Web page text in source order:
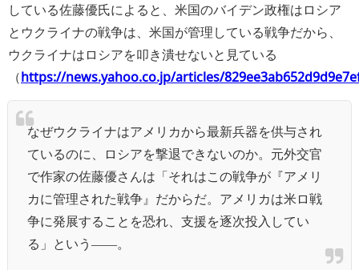
している佐藤優氏によると、米国のバイデン政権はロシア
とウクライナの戦争は、米国が管理している戦争だから、
ウクライナはロシアを叩き潰せないと見ている
（https://news.yahoo.co.jp/articles/
なぜウクライナはアメリカから最新兵器を供与され
ているのに、ロシアを撃退できないのか。元外交官
で作家の佐藤優さんは「それはこの戦争が『アメリ
カに管理された戦争』だからだ。アメリカは米ロ戦
争に発展することを恐れ、支援を逐次投入してい
る」という――。